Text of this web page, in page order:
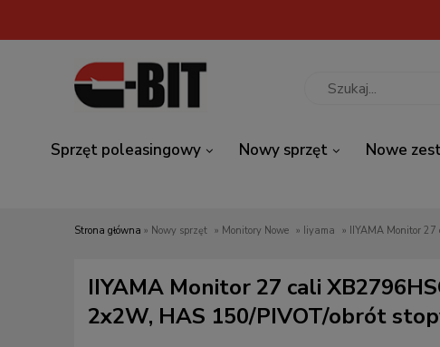
Sprzęt poleasingowy Nowy sprzęt Nowe
Strona główna » Nowy sprzęt » Monitory Nowe » Iiyama »
IIYAMA Monitor 27 cali
2x2W, HAS 150/PIVOT/obrót